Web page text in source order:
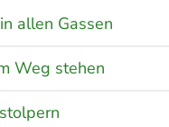
allen Gassen
Weg stehen